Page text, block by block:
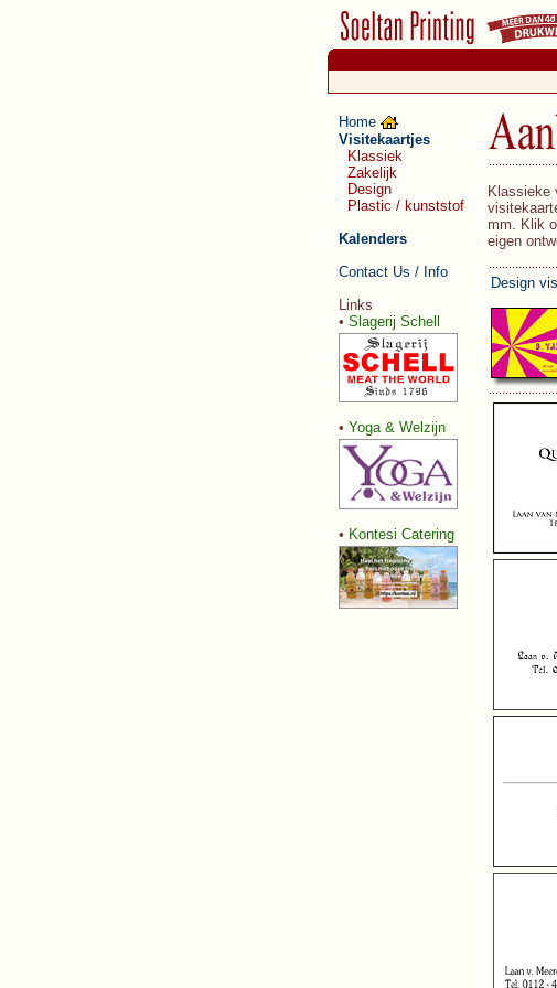
Home
Visitekaartjes
Klassiek
Zakelijk
Design
Plastic / kunststof
Kalenders
Contact Us / Info
Links
• Slagerij Schell
• Yoga & Welzijn
• Kontesi Catering
Klassieke
mm. Klik
eigen
Design